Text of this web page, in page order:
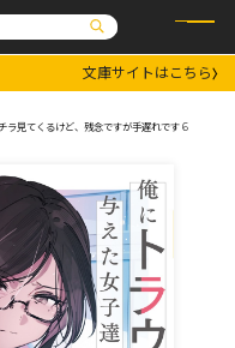
庫
ベルス
STORE
ーバーラップ広報室
問い合わせはこちら
庫
文庫サイトはこちら
ラ見てくるけど、残念ですが手遅れです 6